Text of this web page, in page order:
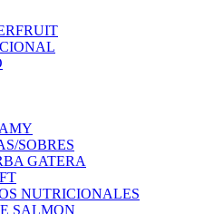
SOBRES
GATERA
NUTRICIONALES
SALMON